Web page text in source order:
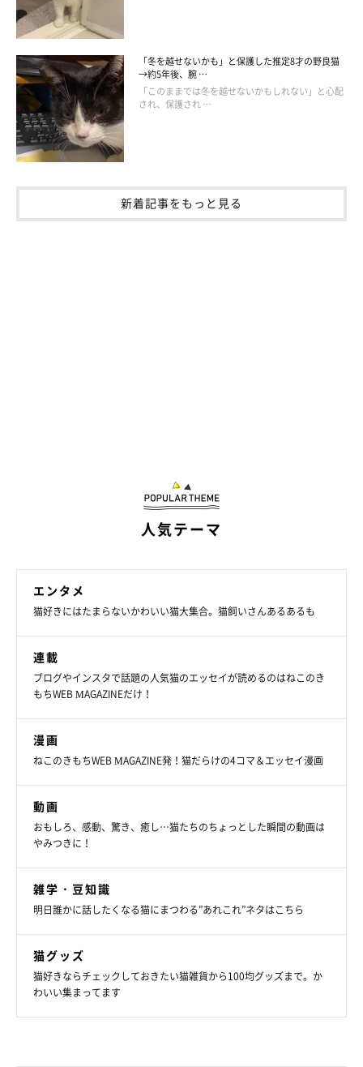
「冬を越せないかも」と保護した推定8才の野良猫
→約5年後、腕 …
「このままでは冬を越せないかもしれない」と心配
され、保護され …
新着記事をもっと見る
人気テーマ
エンタメ
猫好きにはたまらないかわいい猫大集合。猫飼いさんあるあるも
連載
ブログやインスタで話題の人気猫のエッセイが読めるのはねこのき
もちWEB MAGAZINEだけ！
漫画
ねこのきもちWEB MAGAZINE発！猫だらけの4コマ＆エッセイ漫画
動画
おもしろ、感動、驚き、癒し…猫たちのちょっとした瞬間の動画は
やみつきに！
雑学・豆知識
明日誰かに話したくなる猫にまつわる”あれこれ”ネタはこちら
猫グッズ
猫好きならチェックしておきたい猫雑貨から100均グッズまで。か
わいい集まってます